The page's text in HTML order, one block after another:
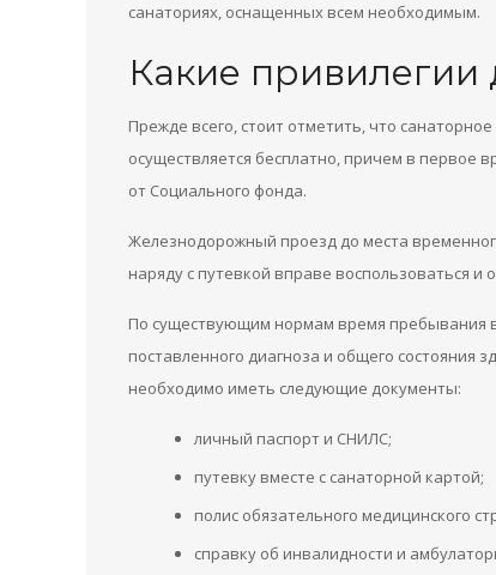
санаториях, оснащенных всем необходимым.
Какие привилегии
Прежде всего, стоит отметить, что
осуществляется бесплатно, причем в первое
от Социального фонда.
Железнодорожный проезд до места
наряду с путевкой вправе воспользоваться и
По существующим нормам время пребывания в
поставленного диагноза и общего состояния
необходимо иметь следующие документы:
личный паспорт и СНИЛС;
путевку вместе с санаторной картой;
полис обязательного медицинского
справку об инвалидности и